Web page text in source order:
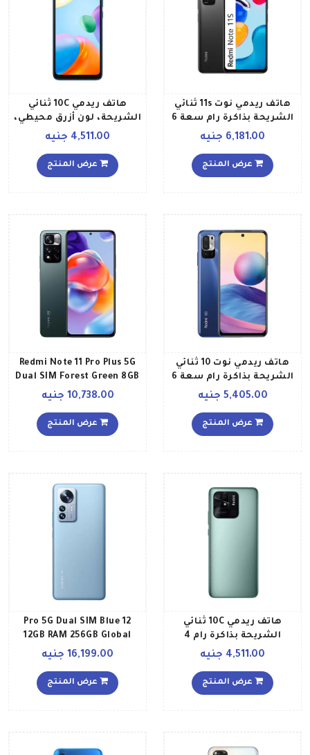
هاتف ريدمي نوت 11s ثنائي
الشريحة بذاكرة رام سعة 6
جيجابايت وذاكرة داخلية
تقنية 4G LTE، لون رمادي
جرافيتي إصدار عالمي
6,181.00 جنيه
عرض المنتج
هاتف ريدمي 10C ثنائي
الشريحة، لون أزرق محيطي،
ذاكرة رام سعة 4 جيجابايت،
جيجابايت، تقنية 4G LTE
4,511.00 جنيه
عرض المنتج
هاتف ريدمي نوت 10 ثنائي
الشريحة بذاكرة رام سعة 6
جيجابايت وذاكرة داخلية
تقنية 5G الإصدار العالمي
بلون أزرق نايت تايم
5,405.00 جنيه
عرض المنتج
Redmi Note 11 Pro Plus 5G
Dual SIM Forest Green 8GB
RAM 256GB Global Version
10,738.00 جنيه
عرض المنتج
هاتف ريدمي 10C ثنائي
الشريحة بذاكرة رام 4
LTE بلون أخضر مينت إصدار
4,511.00 جنيه
عرض المنتج
12 Pro 5G Dual SIM Blue
12GB RAM 256GB Global
Version
16,199.00 جنيه
عرض المنتج